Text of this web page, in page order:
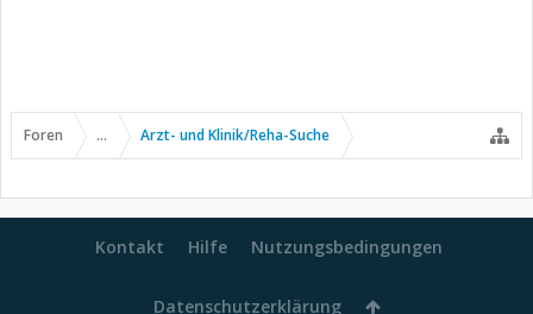
Foren ... Arzt- und Klinik/Reha-Suche
Kontakt Hilfe Nutzungsbedingungen
Datenschutzerklärung